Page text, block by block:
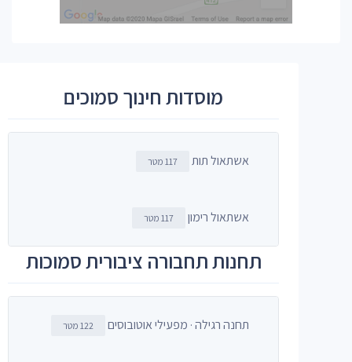
מוסדות חינוך סמוכים
אשתאול תות 117 מטר
אשתאול רימון 117 מטר
תחנות תחבורה ציבורית סמוכות
תחנה רגילה · מפעילי אוטובוסים 122 מטר